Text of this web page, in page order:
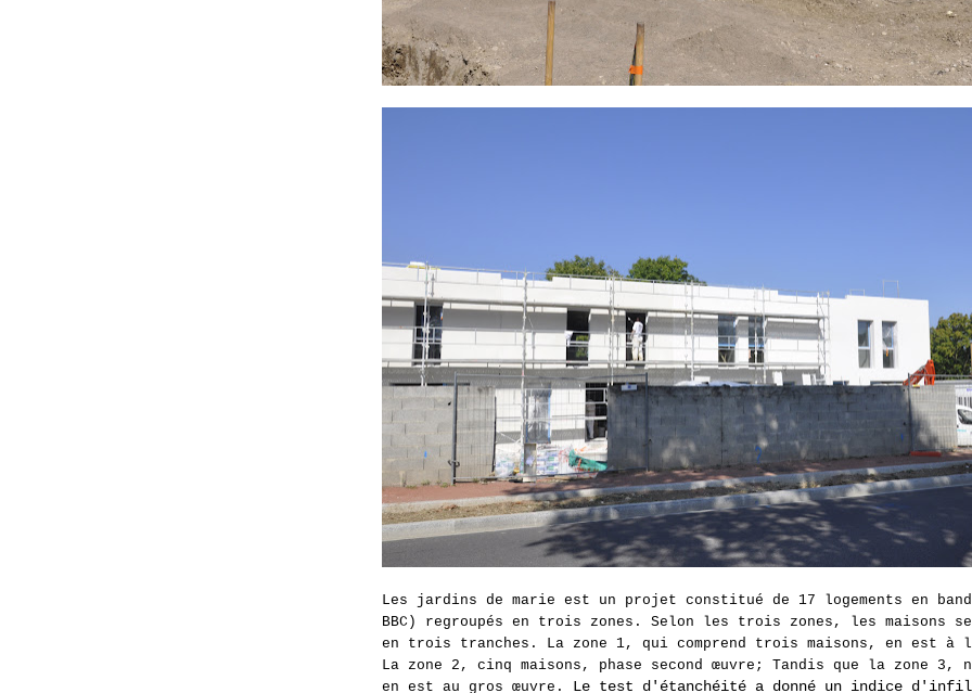
Les jardins de marie est un projet constitué de 17 logements en
BBC) regroupés en trois zones. Selon les trois zones, les maisons
en trois tranches. La zone 1, qui comprend trois maisons, en est
La zone 2, cinq maisons, phase second œuvre; Tandis que la zone 3,
en est au gros œuvre. Le test d'étanchéité a donné un indice